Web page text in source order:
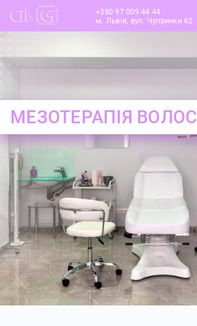
+380 97 009 44 44
м. Львів, вул. Чупринки 62
МЕЗОТЕРАПІЯ